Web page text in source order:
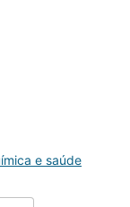
e saúde